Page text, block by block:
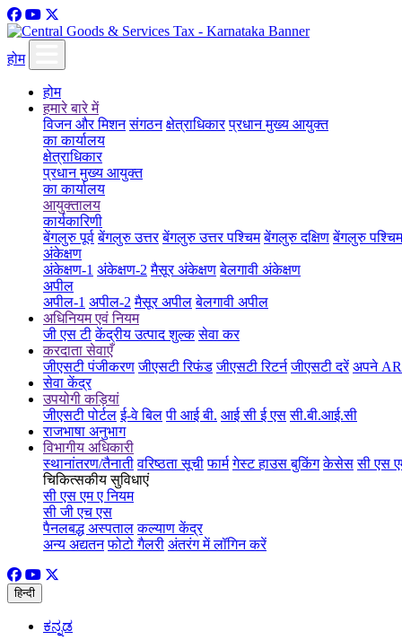
होम
होम
हमारे बारे में
विजन और मिशन संगठन क्षेत्राधिकार प्रधान मुख्य आयुक्त
का कार्यालय
क्षेत्राधिकार
प्रधान मुख्य आयुक्त
का कार्यालय
आयुक्तालय
कार्यकारिणी
बेंगलुरु पूर्व बेंगलुरु उत्तर बेंगलुरु उत्तर पश्चिम बेंगलुरु दक्षिण बेंगलुरु पश्चिम
अंकेक्षण
अंकेक्षण-1 अंकेक्षण-2 मैसूर अंकेक्षण बेलगावी अंकेक्षण
अपील
अपील-1 अपील-2 मैसूर अपील बेलगावी अपील
अधिनियम एवं नियम
जी एस टी केंद्रीय उत्पाद शुल्क सेवा कर
करदाता सेवाएँ
जीएसटी पंजीकरण जीएसटी रिफंड जीएसटी रिटर्न जीएसटी दरें अपने
सेवा केंद्र
उपयोगी कड़ियां
जीएसटी पोर्टल ई-वे बिल पी आई बी. आई सी ई एस सी.बी.आई.सी
राजभाषा अनुभाग
विभागीय अधिकारी
स्थानांतरण/तैनाती वरिष्ठता सूची फार्म गेस्ट हाउस बुकिंग केसेस सी एस
चिकित्सकीय सुविधाएं
सी एस एम ए नियम
सी जी एच एस
पैनलबद्ध अस्पताल कल्याण केंद्र
अन्य अद्यतन फोटो गैलरी अंतरंग में लॉगिन करें
हिन्दी
ಕನ್ನಡ